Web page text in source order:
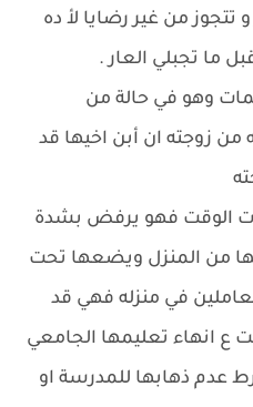
من غير رضايا لأ ده
ما تجبلي العار .
وهو في حالة من
زوجته ان أبن اخيها قد
الوقت فهو يرفض بشدة
من المنزل ويضعها تحت
في منزله فهي قد
ع انهاء تعليمها الجامعي
عدم ذهابها للمدرسة او